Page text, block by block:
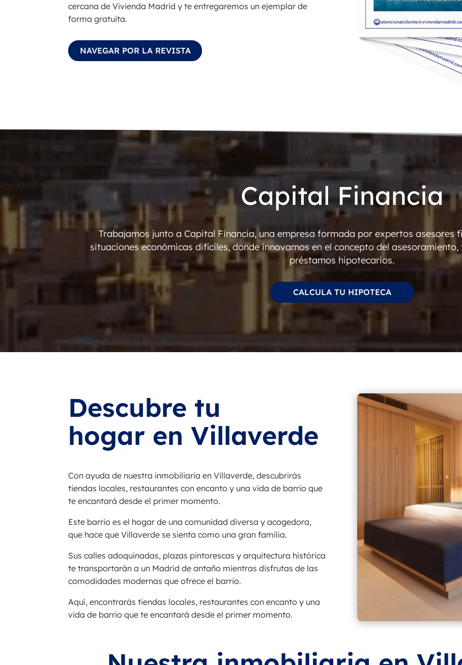
cercana de Vivienda Madrid y te entregaremos un ejemplar de
forma gratuita.
NAVEGAR POR LA REVISTA
Capital Financia
Trabajamos junto a Capital Financia, una empresa formada por expertos asesores
situaciones económicas difíciles, donde innovamos en el concepto del
préstamos hipotecarios.
CALCULA TU HIPOTECA
Descubre tu
hogar en Villaverde
Con ayuda de nuestra inmobiliaria en Villaverde, descubrirás
tiendas locales, restaurantes con encanto y una vida de barrio que
te encantará desde el primer momento.
Este barrio es el hogar de una comunidad diversa y acogedora,
que hace que Villaverde se sienta como una gran familia.
Sus calles adoquinadas, plazas pintorescas y arquitectura histórica
te transportarán a un Madrid de antaño mientras disfrutas de las
comodidades modernas que ofrece el barrio.
Aquí, encontrarás tiendas locales, restaurantes con encanto y una
vida de barrio que te encantará desde el primer momento.